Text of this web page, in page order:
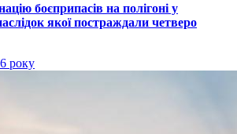
боєприпасів на полігоні у
якої постраждали четверо
року